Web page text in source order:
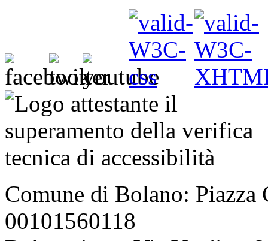
Comune di Bolano:
00101560118